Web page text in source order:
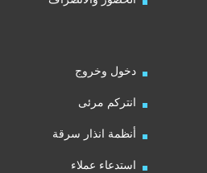
دخول وخروج
انتركم مرئى
أنظمة انذار سرقة
استدعاء عملاء